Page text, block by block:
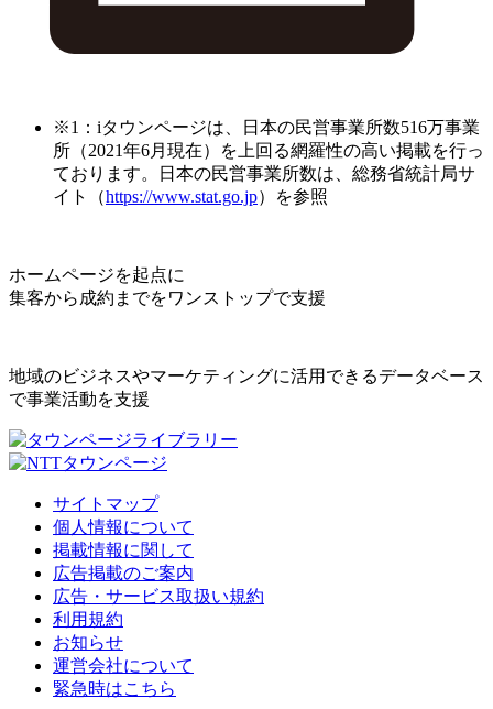
※1：iタウンページは、日本の民営事業所数516万事業
所（2021年6月現在）を上回る網羅性の高い掲載を行っ
ております。日本の民営事業所数は、総務省統計局サ
イト（https://www.stat.go.jp）を参照
ホームページを起点に
集客から成約までをワンストップで支援
地域のビジネスやマーケティングに活用できるデータベース
で事業活動を支援
サイトマップ
個人情報について
掲載情報に関して
広告掲載のご案内
広告・サービス取扱い規約
利用規約
お知らせ
運営会社について
緊急時はこちら